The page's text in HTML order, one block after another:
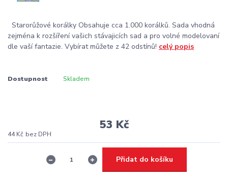
Starorůžové korálky Obsahuje cca 1.000 korálků. Sada vhodná
zejména k rozšíření vašich stávajicích sad a pro volné modelovaní
dle vaší fantazie. Vybírat můžete z 42 odstínů! celý popis
Dostupnost Skladem
53 Kč
44 Kč bez DPH
Přidat do košíku